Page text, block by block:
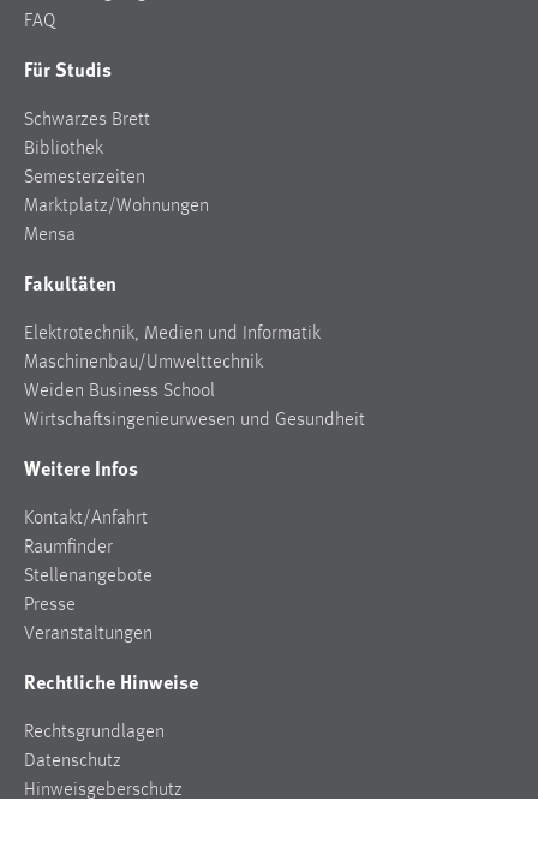
FAQ
Für Studis
Schwarzes Brett
Bibliothek
Semesterzeiten
Marktplatz/Wohnungen
Mensa
Fakultäten
Elektrotechnik, Medien und Informatik
Maschinenbau/Umwelttechnik
Weiden Business School
Wirtschaftsingenieurwesen und Gesundheit
Weitere Infos
Kontakt/Anfahrt
Raumfinder
Stellenangebote
Presse
Veranstaltungen
Rechtliche Hinweise
Rechtsgrundlagen
Datenschutz
Hinweisgeberschutz